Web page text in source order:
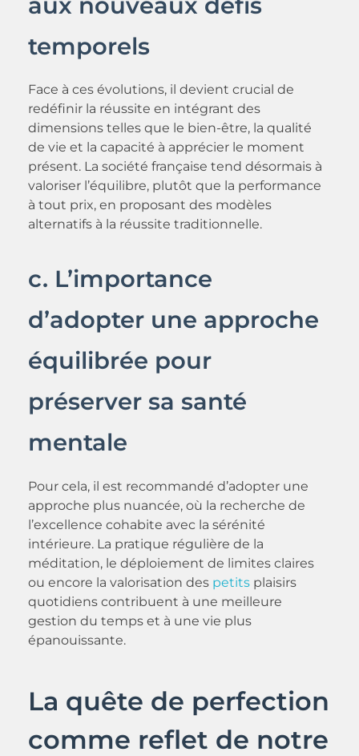
temporels
Face à ces évolutions, il devient crucial de
redéfinir la réussite en intégrant des
dimensions telles que le bien-être, la qualité
de vie et la capacité à apprécier le moment
présent. La société française tend désormais à
valoriser l’équilibre, plutôt que la performance
à tout prix, en proposant des modèles
alternatifs à la réussite traditionnelle.
c. L’importance
d’adopter une approche
équilibrée pour
préserver sa santé
mentale
Pour cela, il est recommandé d’adopter une
approche plus nuancée, où la recherche de
l’excellence cohabite avec la sérénité
intérieure. La pratique régulière de la
méditation, le déploiement de limites claires
ou encore la valorisation des petits plaisirs
quotidiens contribuent à une meilleure
gestion du temps et à une vie plus
épanouissante.
La quête de perfection
comme reflet de notre